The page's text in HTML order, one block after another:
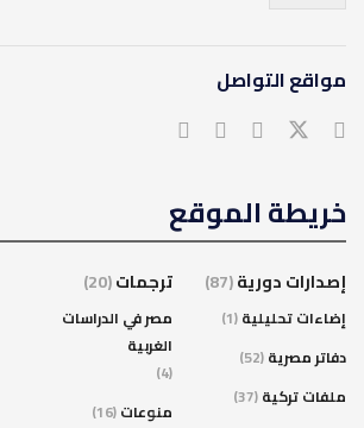
مواقع التواصل
خريطة الموقع
إصدارات دورية(87)
إضاءات تحليلية(1)
دفاتر مصرية(52)
ملفات تركية(37)
ترجمات(20)
مصر في الدراسات
الغربية
(4)
منوعات(16)